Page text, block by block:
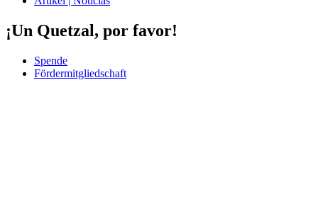
¡Un Quetzal, por favor!
Spende
Fördermitgliedschaft